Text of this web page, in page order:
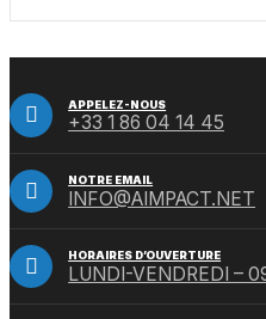
APPELEZ-NOUS
+33 1 86 04 14 45
NOTRE EMAIL
INFO@AIMPACT.NET
HORAIRES D’OUVERTURE
LUNDI-VENDREDI –